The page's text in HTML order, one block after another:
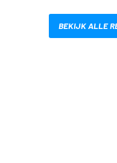
BEKIJK ALLE